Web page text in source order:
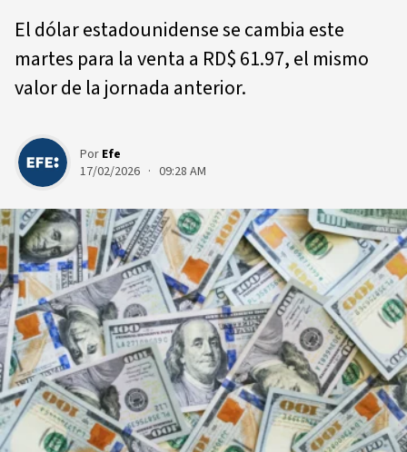
El dólar estadounidense se cambia este
martes para la venta a RD$ 61.97, el mismo
valor de la jornada anterior.
Por Efe
17/02/2026 · 09:28 AM